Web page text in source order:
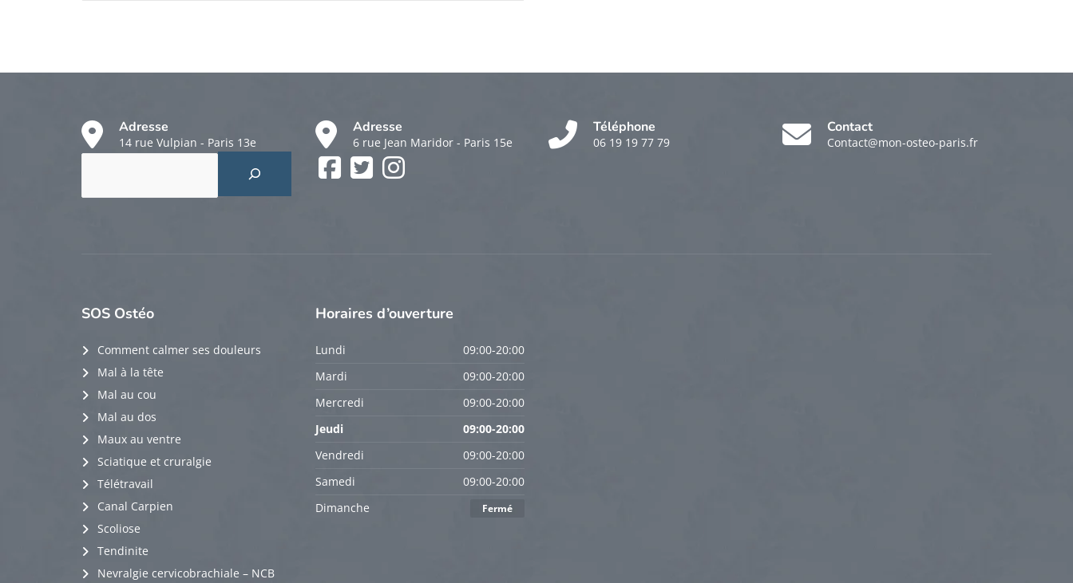
Adresse
14 rue Vulpian - Paris 13e
Adresse
6 rue Jean Maridor - Paris 15e
Téléphone
06 19 19 77 79
Contact
Contact@mon-osteo-paris.fr
Facebook
SOS Ostéo
Comment calmer ses douleurs
Mal à la tête
Mal au cou
Mal au dos
Maux au ventre
Sciatique et cruralgie
Télétravail
Canal Carpien
Scoliose
Tendinite
Nevralgie cervicobrachiale – NCB
Horaires d’ouverture
Lundi
09:00-20:00
Mardi
09:00-20:00
Mercredi
09:00-20:00
Jeudi
09:00-20:00
Vendredi
09:00-20:00
Samedi
09:00-20:00
Dimanche
Fermé